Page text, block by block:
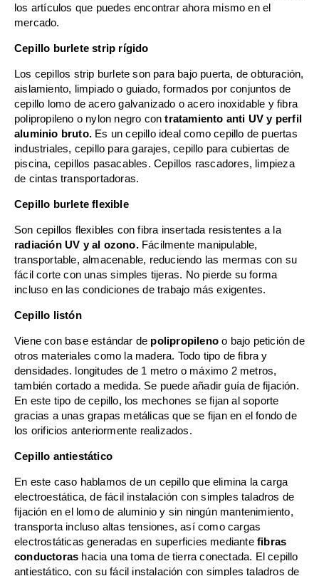
los artículos que puedes encontrar ahora mismo en el
mercado.
Cepillo burlete strip rígido
Los cepillos strip burlete son para bajo puerta, de obturación,
aislamiento, limpiado o guiado, formados por conjuntos de
cepillo lomo de acero galvanizado o acero inoxidable y fibra
polipropileno o nylon negro contratamiento anti UV y perfil
aluminio bruto. Es un cepillo ideal como cepillo de puertas
industriales, cepillo para garajes, cepillo para cubiertas de
piscina, cepillos pasacables. Cepillos rascadores, limpieza
de cintas transportadoras.
Cepillo burlete flexible
Son cepillos flexibles con fibra insertada resistentes a la
radiación UV y al ozono.Fácilmente manipulable,
transportable, almacenable, reduciendo las mermas con su
fácil corte con unas simples tijeras. No pierde su forma
incluso en las condiciones de trabajo más exigentes.
Cepillo listón
Viene con base estándar de polipropileno o bajo petición de
otros materiales como la madera. Todo tipo de fibra y
densidades. longitudes de 1 metro o máximo 2 metros,
también cortado a medida. Se puede añadir guía de fijación.
En este tipo de cepillo, los mechones se fijan al soporte
gracias a unas grapas metálicas que se fijan en el fondo de
los orificios anteriormente realizados.
Cepillo antiestático
En este caso hablamos de un cepillo que elimina la carga
electroestática, de fácil instalación con simples taladros de
fijación en el lomo de aluminio y sin ningún mantenimiento,
transporta incluso altas tensiones, así como cargas
electrostáticas generadas en superficies mediantefibras
conductoras hacia una toma de tierra conectada. El cepillo
antiestático, con su fácil instalación con simples taladros de